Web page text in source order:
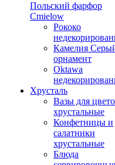
Польский фарфор
Сmielow
Рококо
Камелия
орнамент
Oktawa
Хрусталь
Вазы для
хрустальные
Конфетницы и
салатники
хрустальные
Блюда